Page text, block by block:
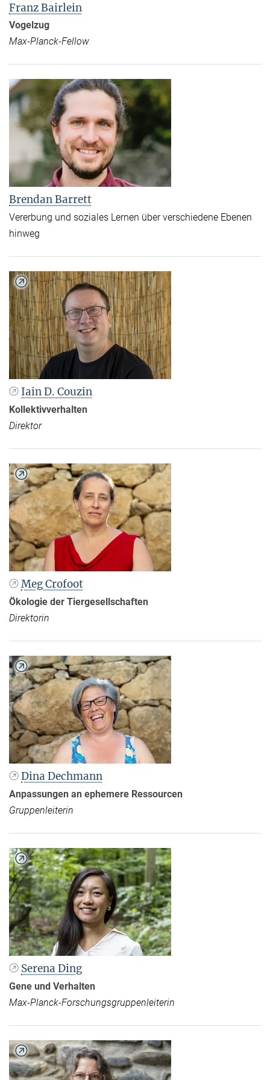
Franz Bairlein
Vogelzug
Max-Planck-Fellow
Brendan Barrett
Vererbung und soziales Lernen über verschiedene Ebenen
hinweg
Iain D. Couzin
Kollektivverhalten
Direktor
Meg Crofoot
Ökologie der Tiergesellschaften
Direktorin
Dina Dechmann
Anpassungen an ephemere Ressourcen
Gruppenleiterin
Serena Ding
Gene und Verhalten
Max-Planck-Forschungsgruppenleiterin